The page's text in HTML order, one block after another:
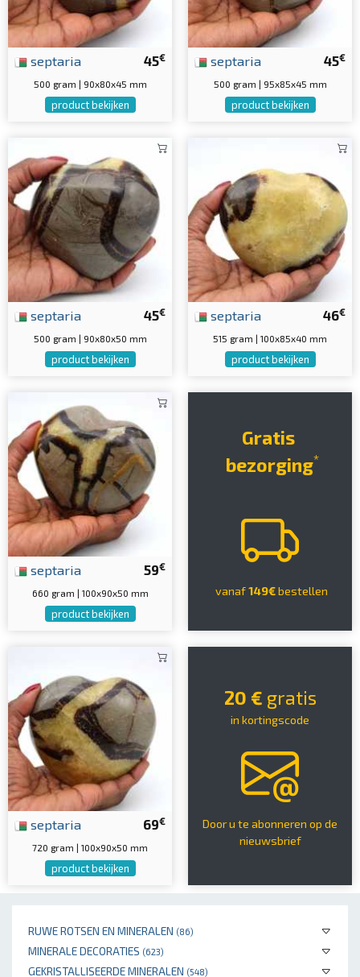
RUWE ROTSEN EN MINERALEN (86)
MINERALE DECORATIES (623)
GEKRISTALLISEERDE MINERALEN (548)
45€
septaria
500 gram | 90x80x45 mm
product bekijken
45€
septaria
500 gram | 95x85x45 mm
product bekijken
45€
septaria
500 gram | 90x80x50 mm
product bekijken
46€
septaria
515 gram | 100x85x40 mm
product bekijken
59€
septaria
660 gram | 100x90x50 mm
product bekijken
Gratis
bezorging*
vanaf149€bestellen
69€
septaria
720 gram | 100x90x50 mm
product bekijken
20 € gratis
in kortingscode
Door u te abonneren op de
nieuwsbrief